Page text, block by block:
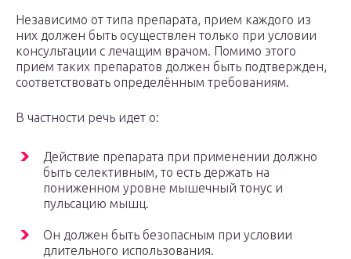
Независимо от типа препарата, прием каждого из
них должен быть осуществлен только при условии
консультации с лечащим врачом. Помимо этого
прием таких препаратов должен быть подтвержден,
соответствовать определённым требованиям.
В частности речь идет о:
Действие препарата при применении должно
быть селективным, то есть держать на
пониженном уровне мышечный тонус и
пульсацию мышц.
Он должен быть безопасным при условии
длительного использования.